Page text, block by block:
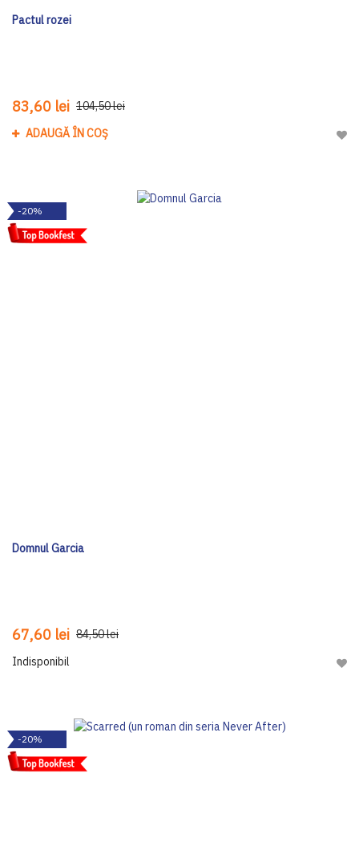
Pactul rozei
83,60 lei 104,50 lei
ADAUGĂ ÎN COȘ
-20%
Domnul Garcia
67,60 lei 84,50 lei
Indisponibil
-20%